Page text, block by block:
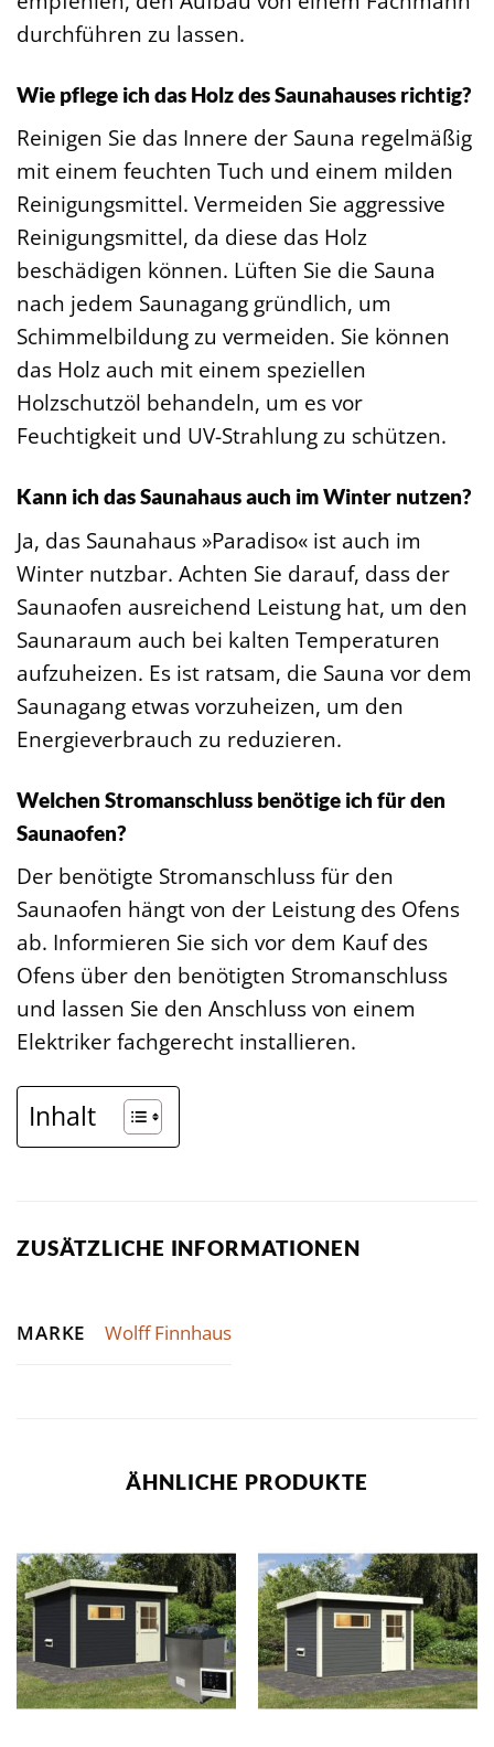
durchführen zu lassen.
Wie pflege ich das Holz des Saunahauses richtig?
Reinigen Sie das Innere der Sauna regelmäßig
mit einem feuchten Tuch und einem milden
Reinigungsmittel. Vermeiden Sie aggressive
Reinigungsmittel, da diese das Holz
beschädigen können. Lüften Sie die Sauna
nach jedem Saunagang gründlich, um
Schimmelbildung zu vermeiden. Sie können
das Holz auch mit einem speziellen
Holzschutzöl behandeln, um es vor
Feuchtigkeit und UV-Strahlung zu schützen.
Kann ich das Saunahaus auch im Winter nutzen?
Ja, das Saunahaus »Paradiso« ist auch im
Winter nutzbar. Achten Sie darauf, dass der
Saunaofen ausreichend Leistung hat, um den
Saunaraum auch bei kalten Temperaturen
aufzuheizen. Es ist ratsam, die Sauna vor dem
Saunagang etwas vorzuheizen, um den
Energieverbrauch zu reduzieren.
Welchen Stromanschluss benötige ich für den
Saunaofen?
Der benötigte Stromanschluss für den
Saunaofen hängt von der Leistung des Ofens
ab. Informieren Sie sich vor dem Kauf des
Ofens über den benötigten Stromanschluss
und lassen Sie den Anschluss von einem
Elektriker fachgerecht installieren.
Inhalt
ZUSÄTZLICHE INFORMATIONEN
MARKE Wolff Finnhaus
ÄHNLICHE PRODUKTE